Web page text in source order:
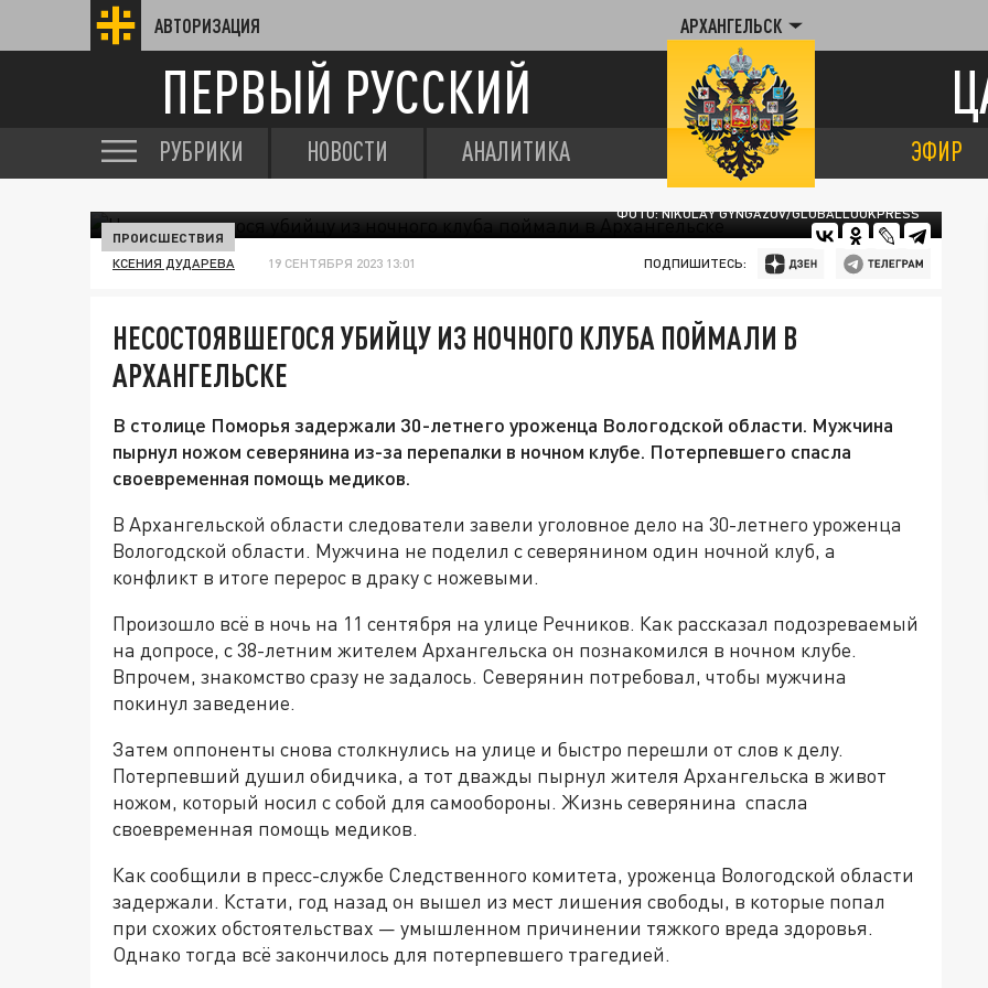
АВТОРИЗАЦИЯ АРХАНГЕЛЬСК
ПЕРВЫЙ РУССКИЙ
РУБРИКИ НОВОСТИ АНАЛИТИКА ЭФИР
ФОТО: NIKOLAY GYNGAZOV/GLOBALLOOKPRESS
ПРОИСШЕСТВИЯ
КСЕНИЯ ДУДАРЕВА 19 СЕНТЯБРЯ 2023 13:01 ПОДПИШИТЕСЬ:
НЕСОСТОЯВШЕГОСЯ УБИЙЦУ ИЗ НОЧНОГО КЛУБА ПОЙМАЛИ В
АРХАНГЕЛЬСКЕ
В столице Поморья задержали 30-летнего уроженца Вологодской области. Мужчина
пырнул ножом северянина из-за перепалки в ночном клубе. Потерпевшего спасла
своевременная помощь медиков.
В Архангельской области следователи завели уголовное дело на 30-летнего уроженца
Вологодской области. Мужчина не поделил с северянином один ночной клуб, а
конфликт в итоге перерос в драку с ножевыми.
Произошло всё в ночь на 11 сентября на улице Речников. Как рассказал подозреваемый
на допросе, с 38-летним жителем Архангельска он познакомился в ночном клубе.
Впрочем, знакомство сразу не задалось. Северянин потребовал, чтобы мужчина
покинул заведение.
Затем оппоненты снова столкнулись на улице и быстро перешли от слов к делу.
Потерпевший душил обидчика, а тот дважды пырнул жителя Архангельска в живот
ножом, который носил с собой для самообороны. Жизнь северянина спасла
своевременная помощь медиков.
Как сообщили в пресс-службе Следственного комитета, уроженца Вологодской области
задержали. Кстати, год назад он вышел из мест лишения свободы, в которые попал
при схожих обстоятельствах — умышленном причинении тяжкого вреда здоровья.
Однако тогда всё закончилось для потерпевшего трагедией.